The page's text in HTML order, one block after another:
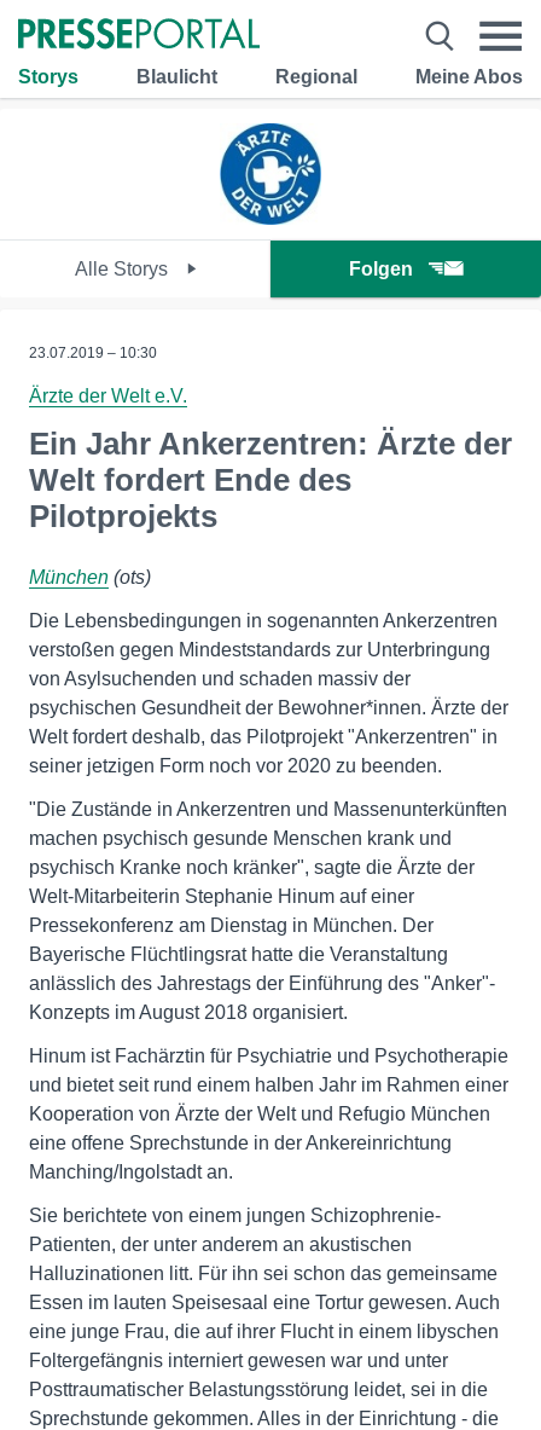
Storys Blaulicht Regional Meine Abos
Alle Storys Folgen
23.07.2019 – 10:30
Ärzte der Welt e.V.
Ein Jahr Ankerzentren: Ärzte der
Welt fordert Ende des
Pilotprojekts
München (ots)
Die Lebensbedingungen in sogenannten Ankerzentren
verstoßen gegen Mindeststandards zur Unterbringung
von Asylsuchenden und schaden massiv der
psychischen Gesundheit der Bewohner*innen. Ärzte der
Welt fordert deshalb, das Pilotprojekt "Ankerzentren" in
seiner jetzigen Form noch vor 2020 zu beenden.
"Die Zustände in Ankerzentren und Massenunterkünften
machen psychisch gesunde Menschen krank und
psychisch Kranke noch kränker", sagte die Ärzte der
Welt-Mitarbeiterin Stephanie Hinum auf einer
Pressekonferenz am Dienstag in München. Der
Bayerische Flüchtlingsrat hatte die Veranstaltung
anlässlich des Jahrestags der Einführung des "Anker"-
Konzepts im August 2018 organisiert.
Hinum ist Fachärztin für Psychiatrie und Psychotherapie
und bietet seit rund einem halben Jahr im Rahmen einer
Kooperation von Ärzte der Welt und Refugio München
eine offene Sprechstunde in der Ankereinrichtung
Manching/Ingolstadt an.
Sie berichtete von einem jungen Schizophrenie-
Patienten, der unter anderem an akustischen
Halluzinationen litt. Für ihn sei schon das gemeinsame
Essen im lauten Speisesaal eine Tortur gewesen. Auch
eine junge Frau, die auf ihrer Flucht in einem libyschen
Foltergefängnis interniert gewesen war und unter
Posttraumatischer Belastungsstörung leidet, sei in die
Sprechstunde gekommen. Alles in der Einrichtung - die